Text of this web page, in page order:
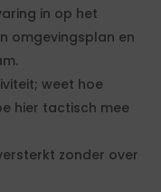
in op het
omgevingsplan en
weet hoe
hier tactisch mee
zonder over